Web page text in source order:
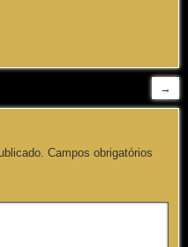
→
Campos obrigatórios